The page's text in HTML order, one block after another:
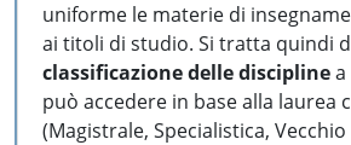
uniforme le materie di
ai titoli di studio. Si tratta quindi
classificazione delle discipline
può accedere in base alla laurea
(Magistrale, Specialistica,